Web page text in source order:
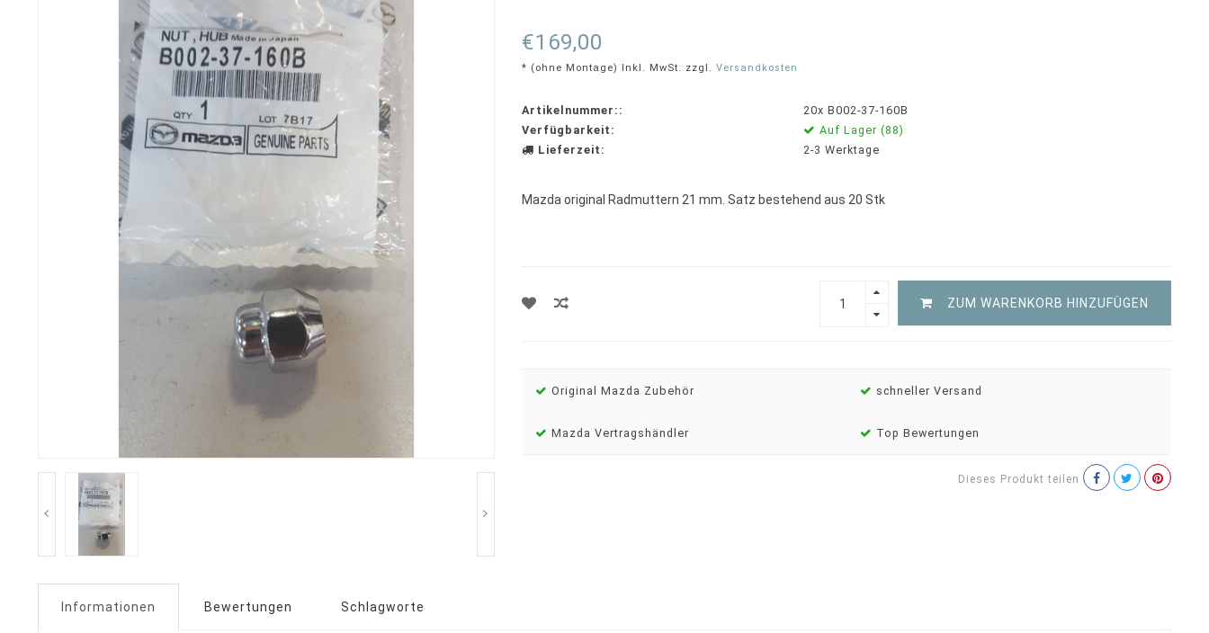
€169,00
* (ohne Montage) Inkl. MwSt. zzgl. Versandkosten
Artikelnummer::
20x B002-37-160B
Verfügbarkeit:
Auf Lager (88)
Lieferzeit:
2-3 Werktage
Mazda original Radmuttern 21 mm. Satz bestehend aus 20 Stk
ZUM WARENKORB HINZUFÜGEN
Original Mazda Zubehör schneller Versand
Mazda Vertragshändler Top Bewertungen
Dieses Produkt teilen
Informationen Bewertungen Schlagworte